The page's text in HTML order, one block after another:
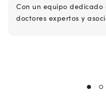
Con un equipo dedicado
doctores expertos y